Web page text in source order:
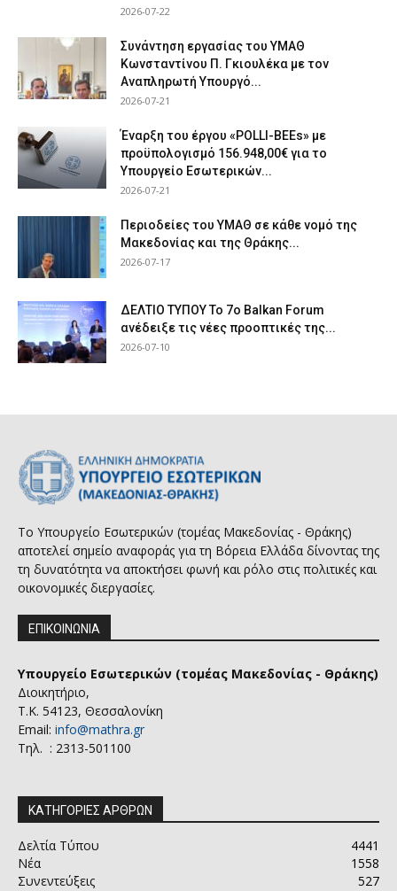
2026-07-22
Συνάντηση εργασίας του ΥΜΑΘ
Κωνσταντίνου Π. Γκιουλέκα με τον
Αναπληρωτή Υπουργό...
2026-07-21
Έναρξη του έργου «POLLI-BEEs» με
προϋπολογισμό 156.948,00€ για το
Υπουργείο Εσωτερικών...
2026-07-21
Περιοδείες του ΥΜΑΘ σε κάθε νομό της
Μακεδονίας και της Θράκης...
2026-07-17
ΔΕΛΤΙΟ ΤΥΠΟΥ Το 7ο Balkan Forum
ανέδειξε τις νέες προοπτικές της...
2026-07-10
Το Υπουργείο Εσωτερικών (τομέας Μακεδονίας - Θράκης)
αποτελεί σημείο αναφοράς για τη Βόρεια Ελλάδα δίνοντας της
τη δυνατότητα να αποκτήσει φωνή και ρόλο στις πολιτικές και
οικονομικές διεργασίες.
ΕΠΙΚΟΙΝΩΝΙΑ
Υπουργείο Εσωτερικών (τομέας Μακεδονίας - Θράκης)
Διοικητήριο,
Τ.Κ. 54123, Θεσσαλονίκη
Email: info@mathra.gr
Τηλ. : 2313-501100
ΚΑΤΗΓΟΡΙΕΣ ΑΡΘΡΩΝ
Δελτία Τύπου
4441
Νέα
1558
Συνεντεύξεις
527